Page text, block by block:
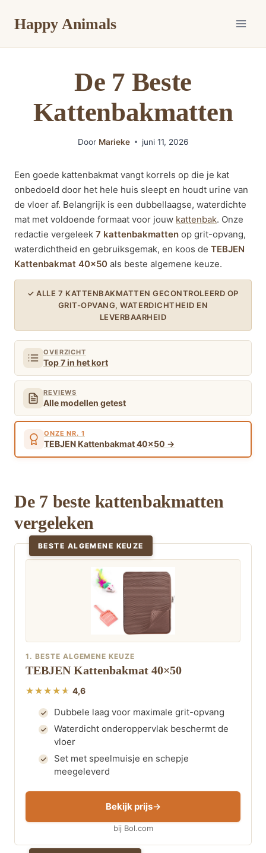
naarHappy Animals
De 7 Beste
Kattenbakmatten
Door Marieke juni 11, 2026
Een goede kattenbakmat vangt korrels op die je kat
onbedoeld door het hele huis sleept en houdt urine van
de vloer af. Belangrijk is een dubbellaagse, waterdichte
mat met voldoende formaat voor jouw kattenbak. Onze
redactie vergeleek 7 kattenbakmatten op grit-opvang,
waterdichtheid en gebruiksgemak, en koos de TEBJEN
Kattenbakmat 40×50 als beste algemene keuze.
✓ ALLE 7 KATTENBAKMATTEN GECONTROLEERD OP
GRIT-OPVANG, WATERDICHTHEID EN
LEVERBAARHEID
OVERZICHT
Top 7 in het kort
REVIEWS
Alle modellen getest
ONZE NR. 1
TEBJEN Kattenbakmat 40×50
De 7 beste kattenbakmatten
vergeleken
BESTE ALGEMENE KEUZE
1. BESTE ALGEMENE KEUZE
TEBJEN Kattenbakmat 40×50
4,6
Dubbele laag voor maximale grit-opvang
Waterdicht onderoppervlak beschermt de
vloer
Set met speelmuisje en schepje
meegeleverd
Bekijk prijs
bij Bol.com